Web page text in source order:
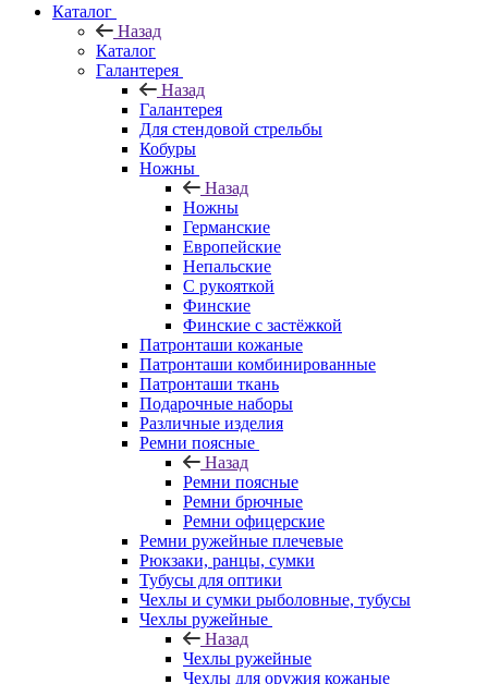
Каталог
Назад
Каталог
Галантерея
Назад
Галантерея
Для стендовой стрельбы
Кобуры
Ножны
Назад
Ножны
Германские
Европейские
Непальские
С рукояткой
Финские
Финские с застёжкой
Патронташи кожаные
Патронташи комбинированные
Патронташи ткань
Подарочные наборы
Различные изделия
Ремни поясные
Назад
Ремни поясные
Ремни брючные
Ремни офицерские
Ремни ружейные плечевые
Рюкзаки, ранцы, сумки
Тубусы для оптики
Чехлы и сумки рыболовные, тубусы
Чехлы ружейные
Назад
Чехлы ружейные
Чехлы для оружия кожаные